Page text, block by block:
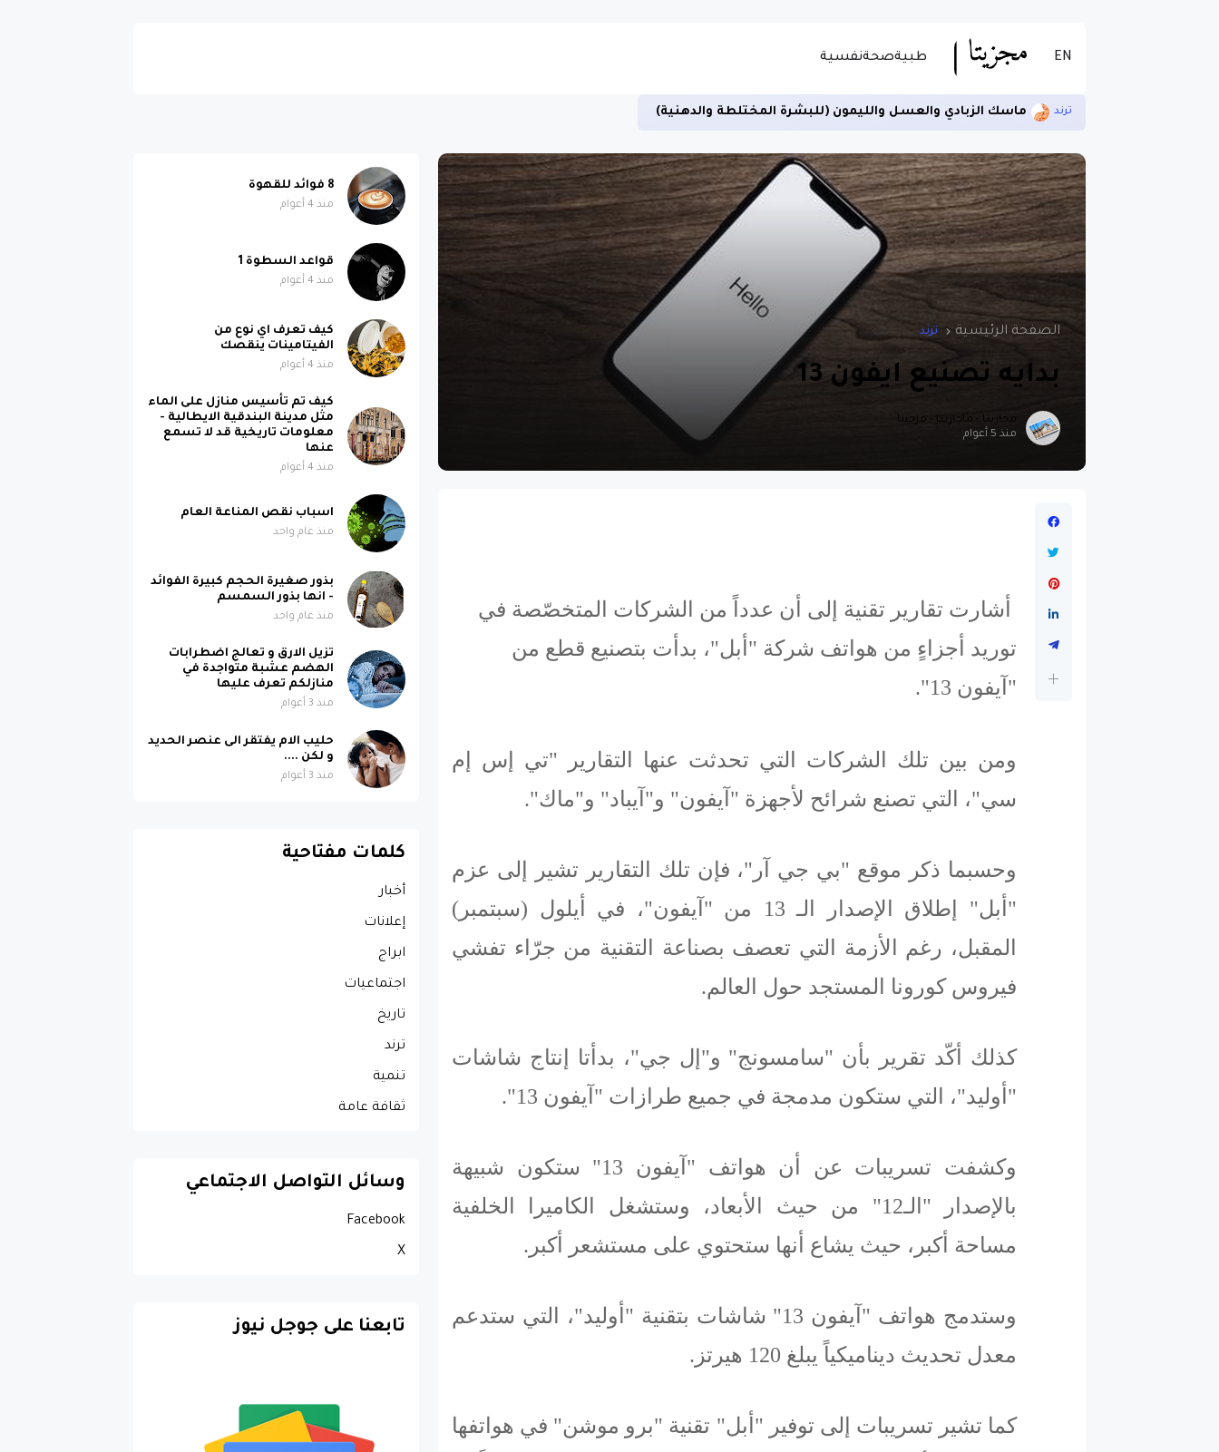
EN طبيةصحةنفسية
ترند ماسك الزبادي والعسل والليمون (للبشرة المختلطة والدهنية)
الصفحة الرئيسية ترند
بدايه تصنيع ايفون 13
مجازيتا - ماجازيتا - مزجيتا
منذ 5 أعوام
أشارت تقارير تقنية إلى أن عدداً من الشركات المتخصّصة في
توريد أجزاءٍ من هواتف شركة "أبل"، بدأت بتصنيع قطع من
"آيفون 13".
ومن بين تلك الشركات التي تحدثت عنها التقارير "تي إس إم
سي"، التي تصنع شرائح لأجهزة "آيفون" و"آيباد" و"ماك".
وحسبما ذكر موقع "بي جي آر"، فإن تلك التقارير تشير إلى عزم
"أبل" إطلاق الإصدار الـ 13 من "آيفون"، في أيلول (سبتمبر)
المقبل، رغم الأزمة التي تعصف بصناعة التقنية من جرّاء تفشي
فيروس كورونا المستجد حول العالم.
كذلك أكّد تقرير بأن "سامسونج" و"إل جي"، بدأتا إنتاج شاشات
"أوليد"، التي ستكون مدمجة في جميع طرازات "آيفون 13".
وكشفت تسريبات عن أن هواتف "آيفون 13" ستكون شبيهة
بالإصدار "الـ12" من حيث الأبعاد، وستشغل الكاميرا الخلفية
مساحة أكبر، حيث يشاع أنها ستحتوي على مستشعر أكبر.
وستدمج هواتف "آيفون 13" شاشات بتقنية "أوليد"، التي ستدعم
معدل تحديث ديناميكياً يبلغ 120 هيرتز.
كما تشير تسريبات إلى توفير "أبل" تقنية "برو موشن" في هواتفها
8 فوائد للقهوة
منذ 4 أعوام
قواعد السطوة 1
منذ 4 أعوام
كيف تعرف اي نوع من
الفيتامينات ينقصك
منذ 4 أعوام
كيف تم تأسيس منازل على الماء
مثل مدينة البندقية الايطالية -
معلومات تاريخية قد لا تسمع
عنها
منذ 4 أعوام
اسباب نقص المناعة العام
منذ عام واحد
بذور صغيرة الحجم كبيرة الفوائد
- انها بذور السمسم
منذ عام واحد
تزيل الارق و تعالج اضطرابات
الهضم عشبة متواجدة في
منازلكم تعرف عليها
منذ 3 أعوام
حليب الام يفتقر الى عنصر الحديد
و لكن ....
منذ 3 أعوام
كلمات مفتاحية
أخبار
إعلانات
ابراج
اجتماعيات
تاريخ
ترند
تنمية
ثقافة عامة
وسائل التواصل الاجتماعي
Facebook
X
تابعنا على جوجل نيوز